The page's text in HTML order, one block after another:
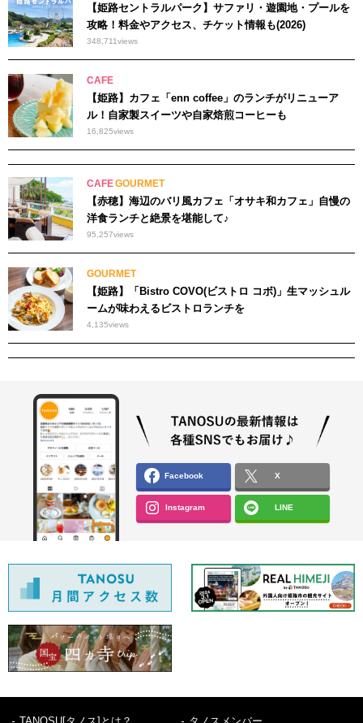
【姫路セントラルパーク】サファリ・遊園地・プールを
攻略！料金やアクセス、チケット情報も(2026)
348,711views
CAFE
【姫路】カフェ「enn coffee」のランチがリニューア
ル！自家製スイーツや自家焙煎コーヒーも
16,825views
CAFEGOURMET
【赤穂】海辺のバリ風カフェ「オサキ和カフェ」自慢の
洋食ランチと絶景を堪能して♪
95,257views
GOURMET
【姫路】「Bistro COVO(ビストロ コボ)」生マッシュル
ームが味わえるビストロランチを
4,135views
Facebook X
Instagram LINE